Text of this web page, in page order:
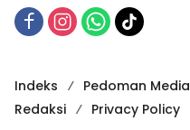
Indeks Pedoman
Redaksi
Privacy Policy